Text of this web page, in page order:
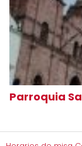
Parroquia